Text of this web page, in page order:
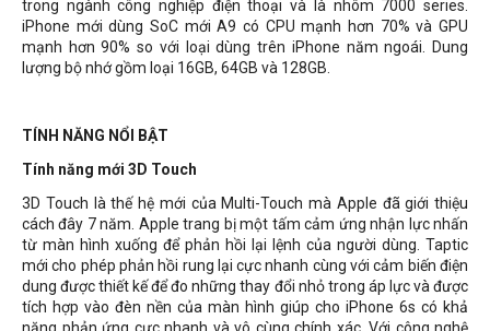
trong ngành công nghiệp điện thoại và là nhôm 7000 series.
iPhone mới dùng SoC mới A9 có CPU mạnh hơn 70% và GPU
mạnh hơn 90% so với loại dùng trên iPhone năm ngoái. Dung
lượng bộ nhớ gồm loại 16GB, 64GB và 128GB.
TÍNH NĂNG NỔI BẬT
Tính năng mới 3D Touch
3D Touch là thế hệ mới của Multi-Touch mà Apple đã giới thiệu
cách đây 7 năm. Apple trang bị một tấm cảm ứng nhận lực nhấn
từ màn hình xuống để phản hồi lại lệnh của người dùng. Taptic
mới cho phép phản hồi rung lại cực nhanh cùng với cảm biến điện
dung được thiết kế để đo những thay đổi nhỏ trong áp lực và được
tích hợp vào đèn nền của màn hình giúp cho iPhone 6s có khả